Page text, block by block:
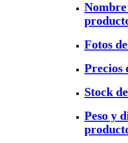
Fotos
Precios
Stock
Peso y